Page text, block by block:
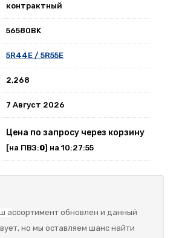
контрактный
56580BK
5R44E / 5R55E
2,268
7 Август 2026
Цена по запросу через корзину
[на ПВЗ:0] на 10:27:55
ассортимент обновлен и данный
но мы оставляем шанс найти